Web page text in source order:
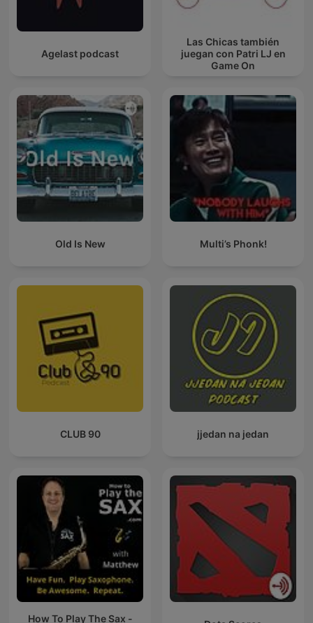
Agelast podcast
Las Chicas también
juegan con Patri LJ en
Game On
Old Is New Multi’s Phonk!
CLUB 90 jjedan na jedan
How To Play The Sax -